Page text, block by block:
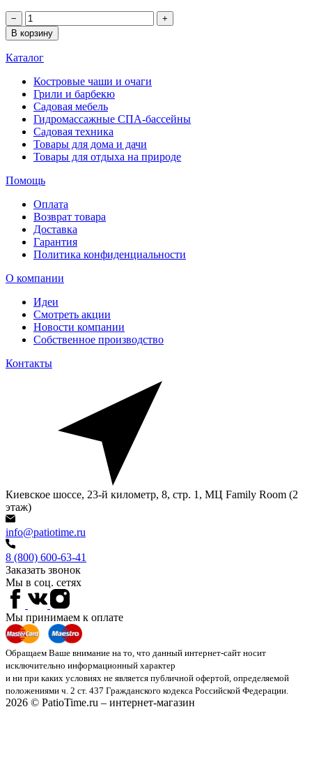
−
+
В корзину
Каталог
Костровые чаши и очаги
Грили и барбекю
Садовая мебель
Гидромассажные СПА-бассейны
Садовая техника
Товары для дома и дачи
Товары для отдыха на природе
Помощь
Оплата
Возврат товара
Доставка
Гарантия
Политика конфиденциальности
О компании
Идеи
Смотреть акции
Новости компании
Собственное производство
Контакты
Киевское шоссе, 23-й километр, 8, стр. 1, МЦ Family Room (2
этаж)
info@patiotime.ru
8 (800) 600-63-41
Заказать звонок
Мы в соц. сетях
Мы принимаем к оплате
Обращаем Ваше внимание на то, что данный интернет-сайт носит
исключительно информационный характер
и ни при каких условиях не является публичной офертой, определяемой
положениями ч. 2 ст. 437 Гражданского кодекса Российской Федерации.
2026 © PatioTime.ru – интернет-магазин